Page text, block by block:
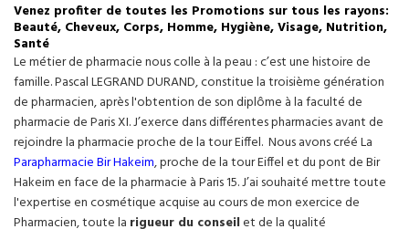
Venez profiter de toutes les Promotions sur tous les rayons:
Beauté, Cheveux, Corps, Homme, Hygiène, Visage, Nutrition,
Santé
Le métier de pharmacie nous colle à la peau : c’est une histoire de
famille. Pascal LEGRAND DURAND, constitue la troisième génération
de pharmacien, après l'obtention de son diplôme à la faculté de
pharmacie de Paris XI. J’exerce dans différentes pharmacies avant de
rejoindre la pharmacie proche de la tour Eiffel. Nous avons créé La
Parapharmacie Bir Hakeim, proche de la tourEiffelet du pont de Bir
Hakeim en face de la pharmacie à Paris 15. J’ai souhaité mettre toute
l'expertise en cosmétique acquise au cours de mon exercice de
Pharmacien, toute la rigueur du conseilet de la qualité